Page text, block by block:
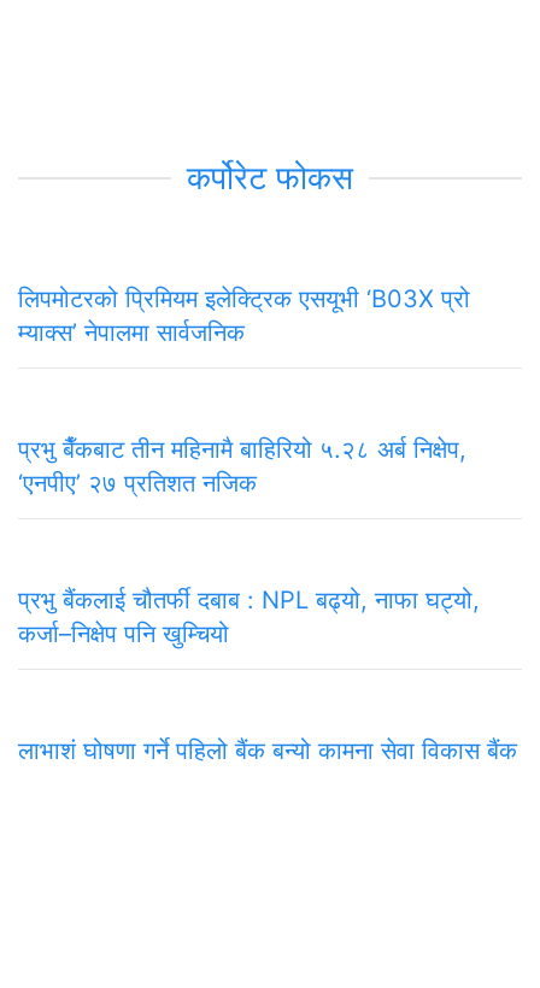
कर्पोरेट फोकस
लिपमोटरको प्रिमियम इलेक्ट्रिक एसयूभी ‘B03X प्रो
म्याक्स’ नेपालमा सार्वजनिक
प्रभु बैँकबाट तीन महिनामै बाहिरियो ५.२८ अर्ब निक्षेप,
‘एनपीए’ २७ प्रतिशत नजिक
प्रभु बैंकलाई चौतर्फी दबाब : NPL बढ्यो, नाफा घट्यो,
कर्जा–निक्षेप पनि खुम्चियो
लाभाशं घोषणा गर्ने पहिलो बैंक बन्यो कामना सेवा विकास बैंक